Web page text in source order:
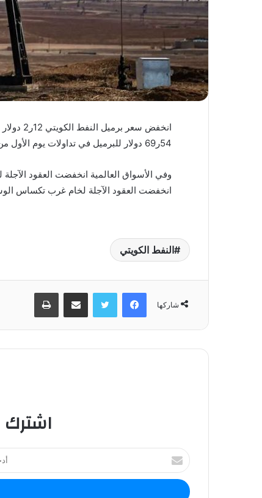
54ر69 دولار للبرميل في تداولات يوم الأول من أمس وفقا للسعر المعلن من مؤسسةالبترول الكويتية.
انخفضت العقود الآجلة لخام غرب تكساس الوسيط الأمريكي 63ر1
النفط الكويتي
شاركها
فيسبوك
أ
د
خ
ل